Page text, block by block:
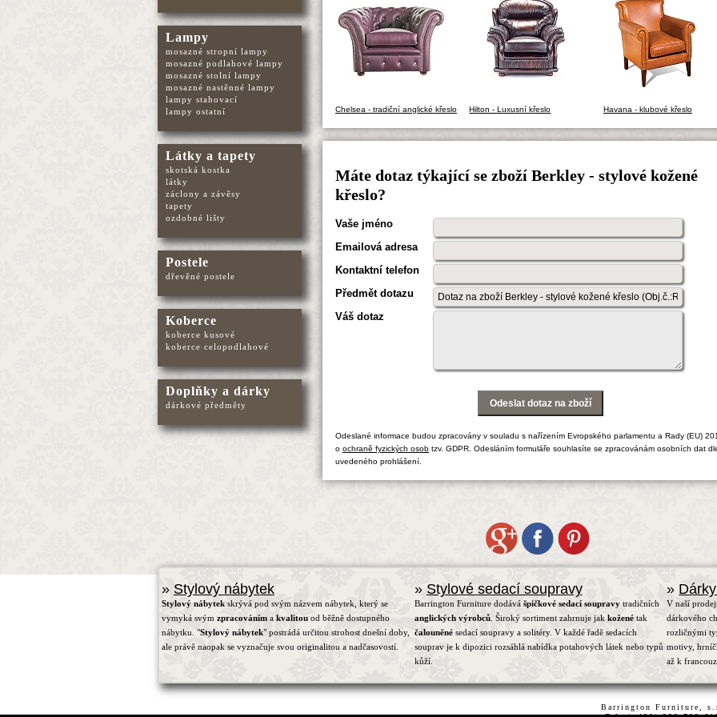
Chelsea - tradiční anglické křeslo Hilton - Luxusní křeslo Havana - klubové křeslo
Máte dotaz týkající se zboží Berkley - stylové kožené
křeslo?
Vaše jméno
Emailová adresa
Kontaktní telefon
Předmět dotazu
Váš dotaz
Odeslané informace budou zpracovány v souladu s nařízením Evropského parlamentu a Rady (EU)
o ochraně fyzických osobtzv. GDPR. Odesláním formuláře souhlasíte se zpracovánám osobních dat
uvedeného prohlášení.
Lampy
mosazné stropní lampy
mosazné podlahové lampy
mosazné stolní lampy
mosazné nastěnné lampy
lampy stahovací
lampy ostatní
Látky a tapety
skotská kostka
látky
záclony a závěsy
tapety
ozdobné lišty
Postele
dřevěné postele
Koberce
koberce kusové
koberce celopodlahové
Doplňky a dárky
dárkové předměty
» Stylový nábytek
Stylový nábytek skrývá pod svým názvem nábytek, který se
vymyká svým zpracováním a kvalitou od běžně dostupného
nábytku. "Stylový nábytek" postrádá určitou strohost dnešní doby,
ale právě naopak se vyznačuje svou originalitou a nadčasovostí.
» Stylové sedací soupravy
Barrington Furniture dodává špičkové sedací soupravytradičních
anglických výrobců. Široký sortiment zahrnuje jak koženétak
čalouněnésedací soupravy a solitéry. V každé řadě sedacích
souprav je k dipozici rozsáhlá nabídka potahových látek nebo typů
kůží.
»
V naší
dárkového
rozličnými
motivy,
až k
Barrington Furniture,